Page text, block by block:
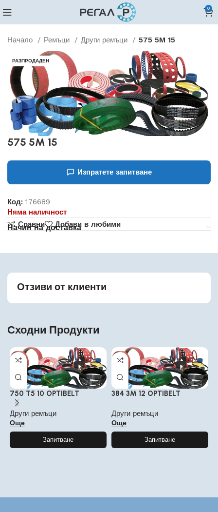
0
Начало Ремъци Други ремъци 575 5M 15
РАЗПРОДАДЕН
575 5M 15
Изпратете запитване
Код:176689
Няма наличност
Сравни
Добави в любими
Начин на доставка
Отзиви от клиенти
Сходни Продукти
750 T5 10 OPTIBELT
Други ремъци
Още
Запитване
384 3M 12 OPTIBELT
Други ремъци
Още
Запитване